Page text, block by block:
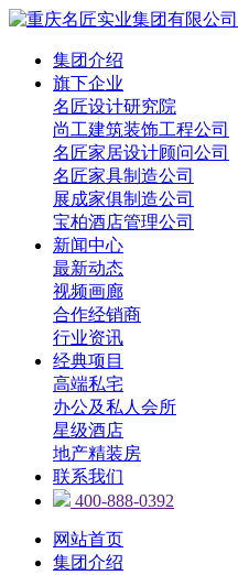
集团介绍
旗下企业
名匠设计研究院
尚工建筑装饰工程公司
名匠家居设计顾问公司
名匠家具制造公司
展成家俱制造公司
宝柏酒店管理公司
新闻中心
最新动态
视频画廊
合作经销商
行业资讯
经典项目
高端私宅
办公及私人会所
星级酒店
地产精装房
联系我们
400-888-0392
网站首页
集团介绍